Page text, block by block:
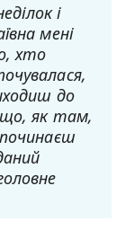
і
мені
хто
до
що, як там,
починаєш